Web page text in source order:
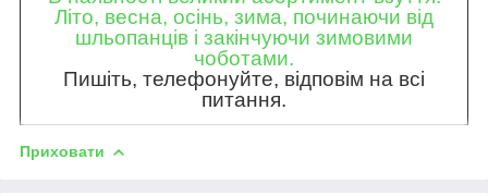
Літо, весна, осінь, зима, починаючи від
шльопанців і закінчуючи зимовими
чоботами.
Пишіть, телефонуйте, відповім на всі
питання.
Приховати